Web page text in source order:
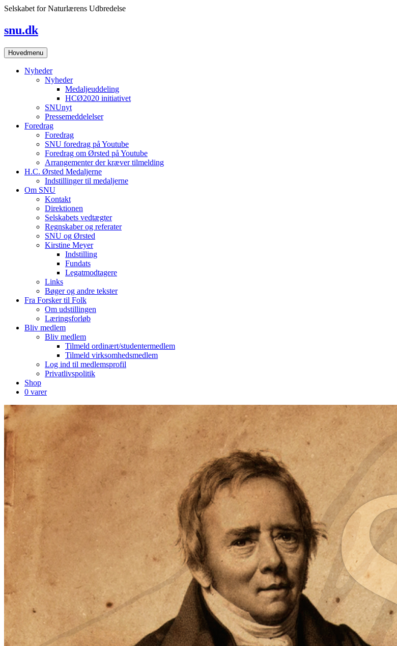
Skip
Selskabet for Naturlærens Udbredelse
snu.dk
Hovedmenu
Nyheder
Nyheder
Medaljeuddeling
HCØ2020 initiativet
SNUnyt
Pressemeddelelser
Foredrag
Foredrag
SNU foredrag på Youtube
Foredrag om Ørsted på Youtube
Arrangementer der kræver tilmelding
H.C. Ørsted Medaljerne
Indstillinger til medaljerne
Om SNU
Kontakt
Direktionen
Selskabets vedtægter
Regnskaber og referater
SNU og Ørsted
Kirstine Meyer
Indstilling
Fundats
Legatmodtagere
Links
Bøger og andre tekster
Fra Forsker til Folk
Om udstillingen
Læringsforløb
Bliv medlem
Bliv medlem
Tilmeld ordinært/studentermedlem
Tilmeld virksomhedsmedlem
Log ind til medlemsprofil
Privatlivspolitik
Shop
0 varer